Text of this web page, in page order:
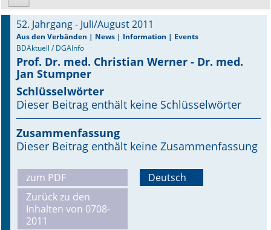
Suche
Aktuelle Ausgabe
Leitlinien
Archiv
Supplements
Supplements OrphanAnesthesia
Online First
A&I English
52. Jahrgang - Juli/August 2011
Aus den Verbänden | News | Information | Events
BDAktuell / DGAInfo
Prof. Dr. med. Christian Werner - Dr. med.
Jan Stumpner
Schlüsselwörter
Dieser Beitrag enthält keine Schlüsselwörter
Zusammenfassung
Dieser Beitrag enthält keine Zusammenfassung
zum PDF
Zurück zu den
Inhalten von 0708-
2011
Deutsch